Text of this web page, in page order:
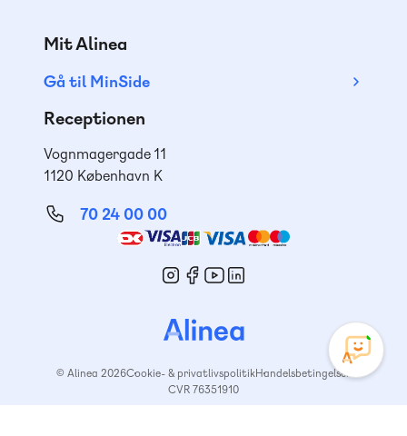
Mit Alinea
Gå til MinSide
Receptionen
Vognmagergade 11
1120 København K
70 24 00 00
© Alinea 2026Cookie- & privatlivspolitikHandelsbetingelser
CVR 76351910